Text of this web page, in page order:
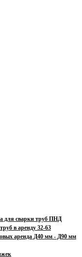
для сварки труб ПНД
в аренду 32-63
аренда Д40 мм - Д90 мм